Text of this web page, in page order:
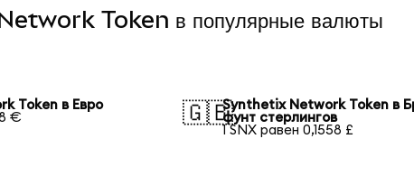
Network Token в популярные валюты
Token в Евро
€
🇬🇧Synthetix Network Token в
фунт стерлингов
1 SNX равен 0,1558 £